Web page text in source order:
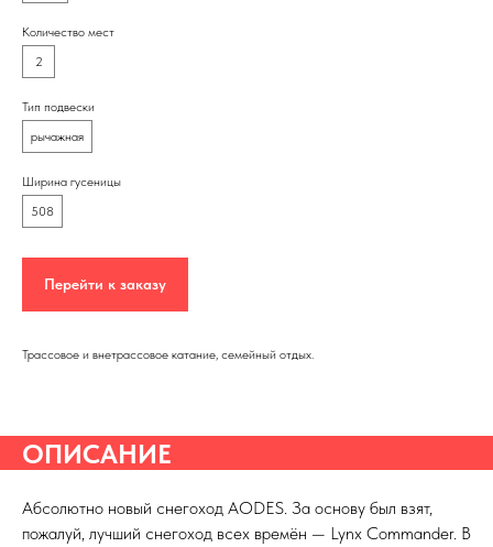
Количество мест
2
Тип подвески
рычажная
Ширина гусеницы
508
Перейти к заказу
Трассовое и внетрассовое катание, семейный отдых.
ОПИСАНИЕ
Абсолютно новый снегоход AODES. За основу был взят,
пожалуй, лучший снегоход всех времён — Lynx Commander. В